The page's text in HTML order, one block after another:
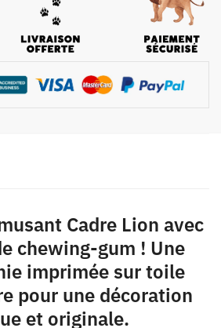
Cadre Lion avec
chewing-gum ! Une
imprimée sur toile
pour une décoration
et originale.